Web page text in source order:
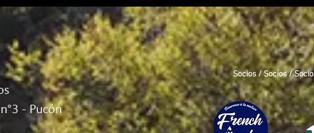
- Pucón
Socios / Socios /